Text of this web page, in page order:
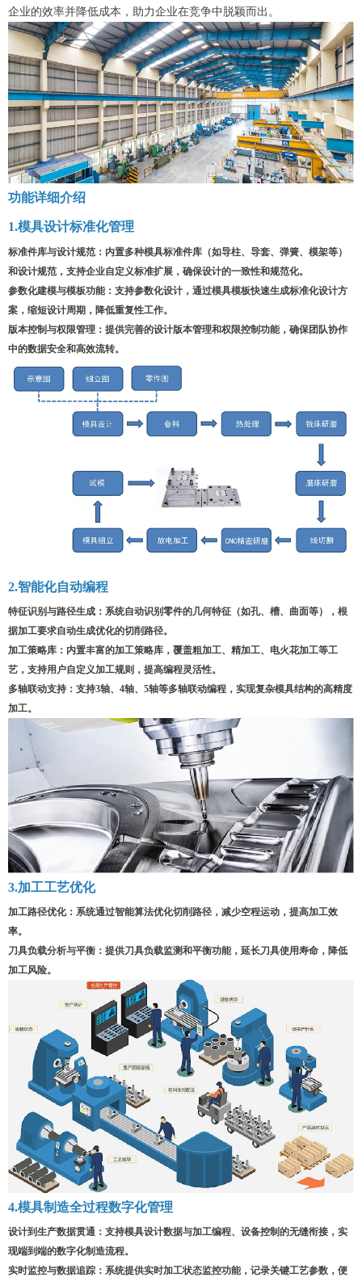
企业的效率并降低成本，助力企业在竞争中脱颖而出。
功能详细介绍
1.模具设计标准化管理
标准件库与设计规范： 内置多种模具标准件库（如导柱、导套、弹簧、模架等）
和设计规范，支持企业自定义标准扩展，确保设计的一致性和规范化。
参数化建模与模板功能： 支持参数化设计，通过模具模板快速生成标准化设计方
案，缩短设计周期，降低重复性工作。
版本控制与权限管理 ： 提供完善的设计版本管理和权限控制功能，确保团队协作
中的数据安全和高效流转。
2.智能化自动编程
特征识别与路径生成 ： 系统自动识别零件的几何特征（如孔、槽、曲面等），根
据加工要求自动生成优化的切削路径。
加工策略库 ： 内置丰富的加工策略库，覆盖粗加工、精加工、电火花加工等工
艺，支持用户自定义加工规则，提高编程灵活性。
多轴联动支持 ： 支持3轴、4轴、5轴等多轴联动编程，实现复杂模具结构的高精度
加工。
3.加工工艺优化
加工路径优化： 系统通过智能算法优化切削路径，减少空程运动，提高加工效
率。
刀具负载分析与平衡 ： 提供刀具负载监测和平衡功能，延长刀具使用寿命，降低
加工风险。
4.模具制造全过程数字化管理
设计到生产数据贯通 ： 支持模具设计数据与加工编程、设备控制的无缝衔接，实
现端到端的数字化制造流程。
实时监控与数据追踪 ： 系统提供实时加工状态监控功能，记录关键工艺参数，便